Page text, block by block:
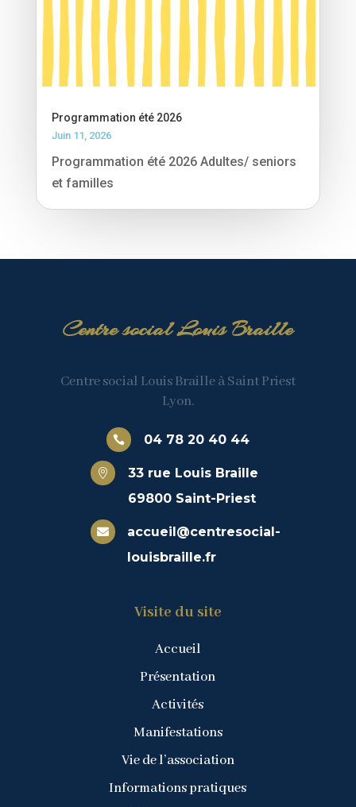
Programmation été 2026
Juin 11, 2026
Programmation été 2026 Adultes/ seniors
et familles
Centre social Louis Braille
Centre social Louis Braille à Saint Priest
Lyon.
 04 78 20 40 44

33 rue Louis Braille
69800 Saint-Priest

accueil@centresocial-
louisbraille.fr
Visite du site
Accueil
Présentation
Activités
Manifestations
Vie de l’association
Informations pratiques